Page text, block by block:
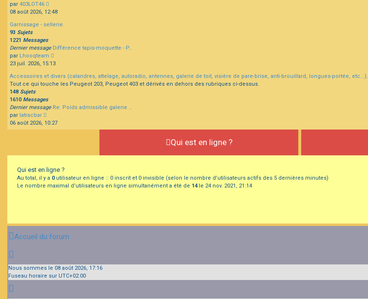
par 403LOT46
le
message
08 août 2026, 12:48
Garnissage - sellerie.
93 Sujets
1221 Messages
Dernier message Différence tapis-moquette - P…
par Lhooqteam
le
message
23 juil. 2026, 15:13
Accessoires et divers (calandres, attelage, autoradio, antennes, galerie de toit, visière de pare-brise, anti-brouillard, longues-portée, etc...).
Tout ce qui touche les Peugeot 203, Peugeot 403 et dérivés en dehors des rubriques ci-dessus.
148 Sujets
1610Messages
Dernier message Re: Poids admissible galerie …
par latracbar
le
dernier
06 août 2026, 10:27
Qui est en ligne ?
Qui est en ligne ?
Au total, il y a 0utilisateur en ligne :: 0 inscrit et 0 invisible (selon le nombre d’utilisateurs actifs des 5 dernières minutes)
Le nombre maximal d’utilisateurs en ligne simultanément a été de 14le 24 nov. 2021, 21:14
Accueil du forum
Nous sommes le 08 août 2026, 17:16
Fuseau horaire sur UTC+02:00